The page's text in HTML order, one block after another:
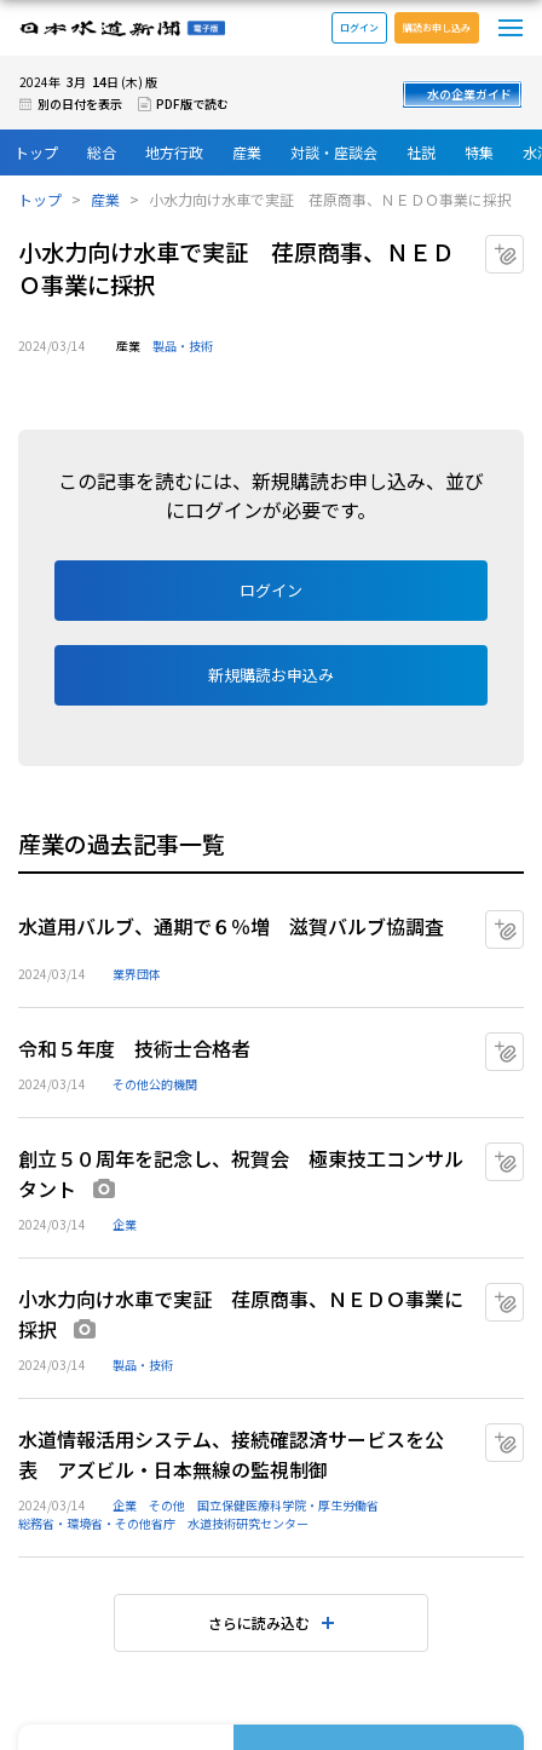
日本水道新聞 電子版
ログイン 購読お申し込み
2024年 3月 14日 (木) 版
別の日付を表示
PDF版で読む
水の企業ガイド
トップ 総合 地方行政 産業 対談・座談会 社説 特集 水
トップ 産業 小水力向け水車で実証 荏原商事、ＮＥＤＯ事業に採択
小水力向け水車で実証 荏原商事、ＮＥＤ
Ｏ事業に採択
2024/03/14 産業 製品・技術
この記事を読むには、新規購読お申し込み、並び
にログインが必要です。
ログイン
新規購読お申込み
産業の過去記事一覧
水道用バルブ、通期で６％増 滋賀バルブ協調査
2024/03/14 業界団体
令和５年度 技術士合格者
2024/03/14 その他公的機関
創立５０周年を記念し、祝賀会 極東技工コンサル
タント
2024/03/14 企業
小水力向け水車で実証 荏原商事、ＮＥＤＯ事業に
採択
2024/03/14 製品・技術
水道情報活用システム、接続確認済サービスを公
表 アズビル・日本無線の監視制御
2024/03/14 企業 その他
国立保健医療科学院・厚生労働省
総務省・環境省・その他省庁
水道技術研究センター
さらに読み込む